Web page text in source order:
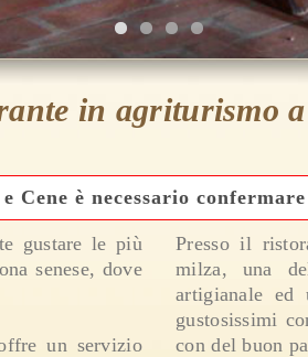
in agriturismo
Cene è necessario
gustare le più
senese, dove
un servizio
Presso il
milza, una
artigianale
gustosissimi
con del buon